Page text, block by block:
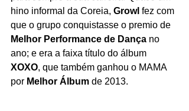
hino informal da Coreia, Growl fez com
que o grupo conquistasse o premio de
Melhor Performance de Dança no
ano; e era a faixa título do álbum
XOXO, que também ganhou o MAMA
por Melhor Álbum de 2013.